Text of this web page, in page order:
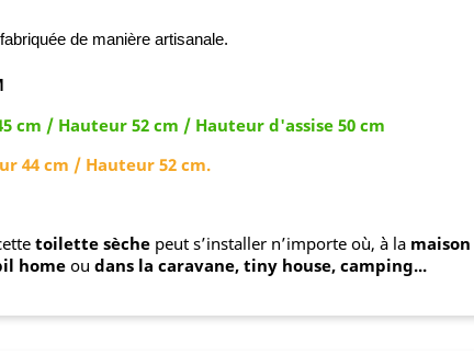
de manière artisanale.
cm / Hauteur 52 cm / Hauteur d'assise 50 cm
44 cm / Hauteur 52 cm.
toilette sèche peut s’installer n’importe où, à la maison
home ou dans la caravane, tiny house, camping...